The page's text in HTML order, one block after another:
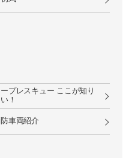
ープレスキュー ここが知り
！
車両紹介